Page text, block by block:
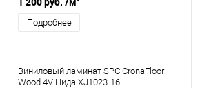
Подробнее
Виниловый ламинат SPC CronaFloor
Wood 4V Нида XJ1023-16